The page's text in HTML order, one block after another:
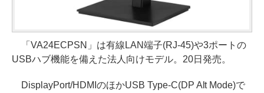
「VA24ECPSN」は有線LAN端子(RJ-45)や3ポートの
USBハブ機能を備えた法人向けモデル。20日発売。
DisplayPort/HDMIのほかUSB Type-C(DP Alt Mode)で